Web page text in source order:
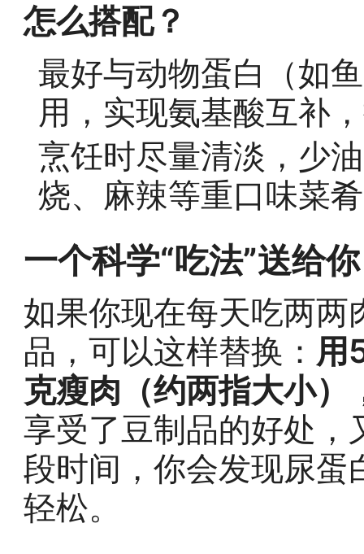
怎么搭配？
最好与动物蛋白（如
用，实现氨基酸互补
烹饪时尽量清淡，少
烧、麻辣等重口味菜
一个科学“吃法”送给
如果你现在每天吃两
品，可以这样替换： 用
克瘦肉（约两指大小）
享受了豆制品的好处
段时间，你会发现尿
轻松。